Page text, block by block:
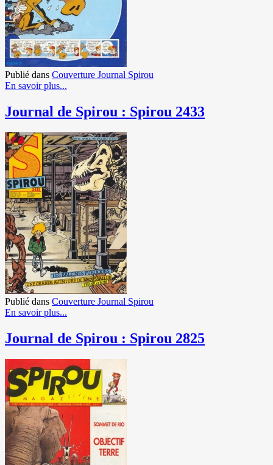
Publié dans Couverture Journal Spirou
En savoir plus...
Journal de Spirou : Spirou 2433
Publié dans Couverture Journal Spirou
En savoir plus...
Journal de Spirou : Spirou 2825